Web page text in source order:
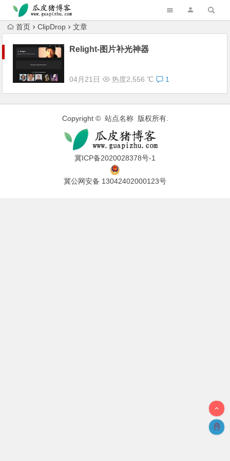
跳转到主内容
首页 ClipDrop 文章
Relight-图片补光神器
04月21日 热度2,556 ℃ 1
Copyright © 站点名称 版权所有.
冀ICP备2020028378号-1
冀公网安备 13042402000123号